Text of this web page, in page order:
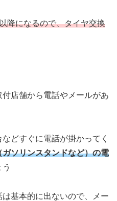
降になるので、タイヤ交換
店舗から電話やメールがあ
どすぐに電話が掛かってく
ガソリンスタンドなど）の電
基本的に出ないので、メー